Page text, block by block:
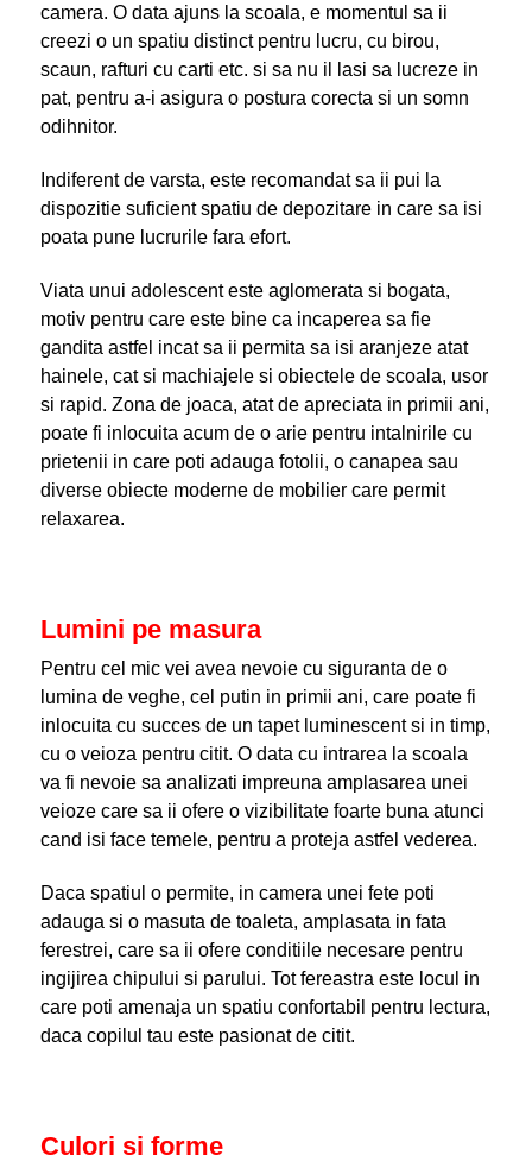
camera. O data ajuns la scoala, e momentul sa ii
creezi o un spatiu distinct pentru lucru, cu birou,
scaun, rafturi cu carti etc. si sa nu il lasi sa lucreze in
pat, pentru a-i asigura o postura corecta si un somn
odihnitor.
Indiferent de varsta, este recomandat sa ii pui la
dispozitie suficient spatiu de depozitare in care sa isi
poata pune lucrurile fara efort.
Viata unui adolescent este aglomerata si bogata,
motiv pentru care este bine ca incaperea sa fie
gandita astfel incat sa ii permita sa isi aranjeze atat
hainele, cat si machiajele si obiectele de scoala, usor
si rapid. Zona de joaca, atat de apreciata in primii ani,
poate fi inlocuita acum de o arie pentru intalnirile cu
prietenii in care poti adauga fotolii, o canapea sau
diverse obiecte moderne de mobilier care permit
relaxarea.
Lumini pe masura
Pentru cel mic vei avea nevoie cu siguranta de o
lumina de veghe, cel putin in primii ani, care poate fi
inlocuita cu succes de un tapet luminescent si in timp,
cu o veioza pentru citit. O data cu intrarea la scoala
va fi nevoie sa analizati impreuna amplasarea unei
veioze care sa ii ofere o vizibilitate foarte buna atunci
cand isi face temele, pentru a proteja astfel vederea.
Daca spatiul o permite, in camera unei fete poti
adauga si o masuta de toaleta, amplasata in fata
ferestrei, care sa ii ofere conditiile necesare pentru
ingijirea chipului si parului. Tot fereastra este locul in
care poti amenaja un spatiu confortabil pentru lectura,
daca copilul tau este pasionat de citit.
Culori si forme